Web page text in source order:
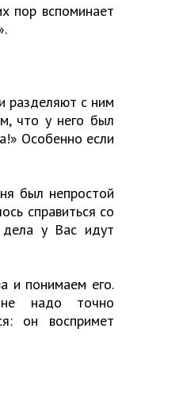
пор вспоминает
разделяют с ним
что у него был
Особенно если
был непростой
справиться со
у Вас идут
и понимаем его.
надо точно
он воспримет